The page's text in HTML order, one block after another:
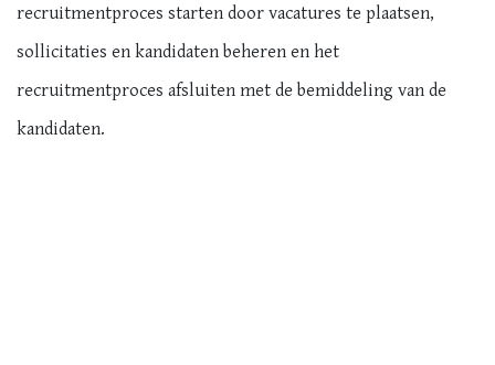
recruitmentproces starten door vacatures te plaatsen,
sollicitaties en kandidaten beheren en het
recruitmentproces afsluiten met de bemiddeling van de
kandidaten.